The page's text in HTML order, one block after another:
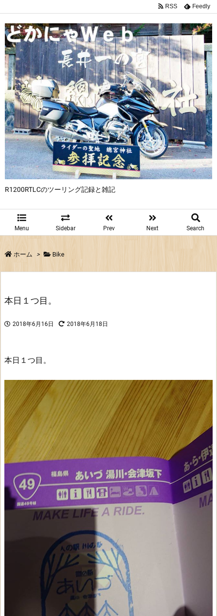
R1200RTLCのツーリング記録と雑記
Menu Sidebar Prev Next Search
RSS Feedly
ホーム > Bike
本日１つ目。
2018年6月16日 2018年6月18日
本日１つ目。